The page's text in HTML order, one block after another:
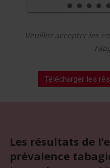
Veuillez accepter les
Télécharger les
Les résultats de
prévalence